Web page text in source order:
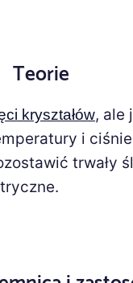
Teorie
kryształów, ale
i
trwały